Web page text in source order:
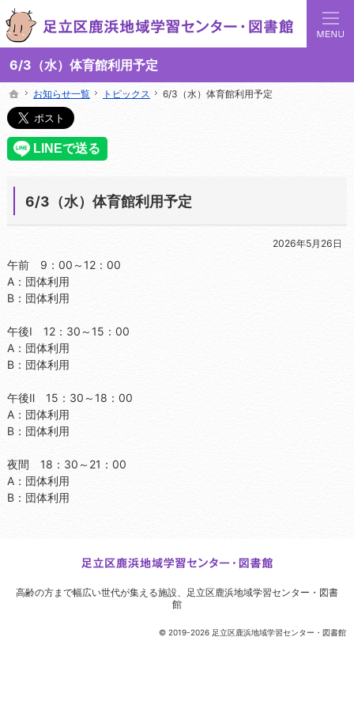
6/3（水）体育館利用予定
足立区鹿浜地域学習センターでは地域の講座や施設をご案内しています。
足立区鹿浜地域学習センターや図書館の総合案内サイト
ホーム
お知らせ一覧 トピックス 6/3（水）体育館利用予定
6/3（水）体育館利用予定
2026年5月26日
午前 9：00～12：00
A：団体利用
B：団体利用
午後Ⅰ 12：30～15：00
A：団体利用
B：団体利用
午後Ⅱ 15：30～18：00
A：団体利用
B：団体利用
夜間 18：30～21：00
A：団体利用
B：団体利用
ホーム
お知らせ一覧 トピックス 6/3（水）体育館利用予定
© 2019-2026 足立区鹿浜地域学習センター・図書館
高齢の方まで幅広い世代が集える施設、
足立区鹿浜地域学習センター・図書
館